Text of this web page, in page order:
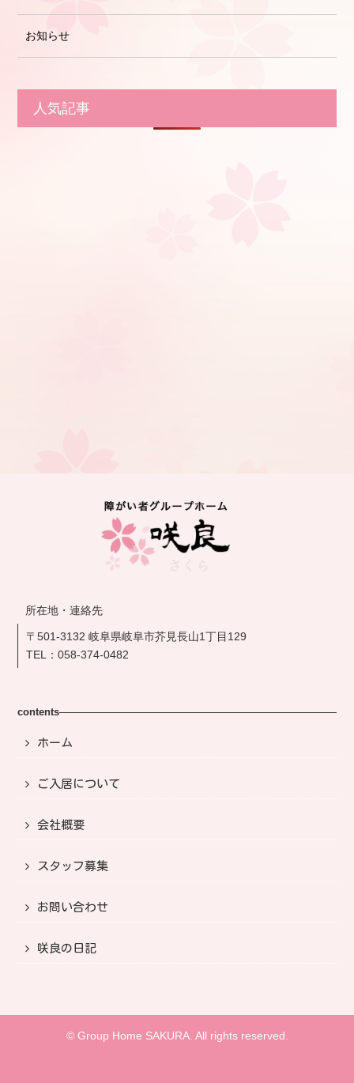
お知らせ
人気記事
所在地・連絡先
〒501-3132 岐阜県岐阜市芥見長山1丁目129
TEL：058-374-0482
contents
ホーム
ご入居について
会社概要
スタッフ募集
お問い合わせ
咲良の日記
© Group Home SAKURA. All rights reserved.